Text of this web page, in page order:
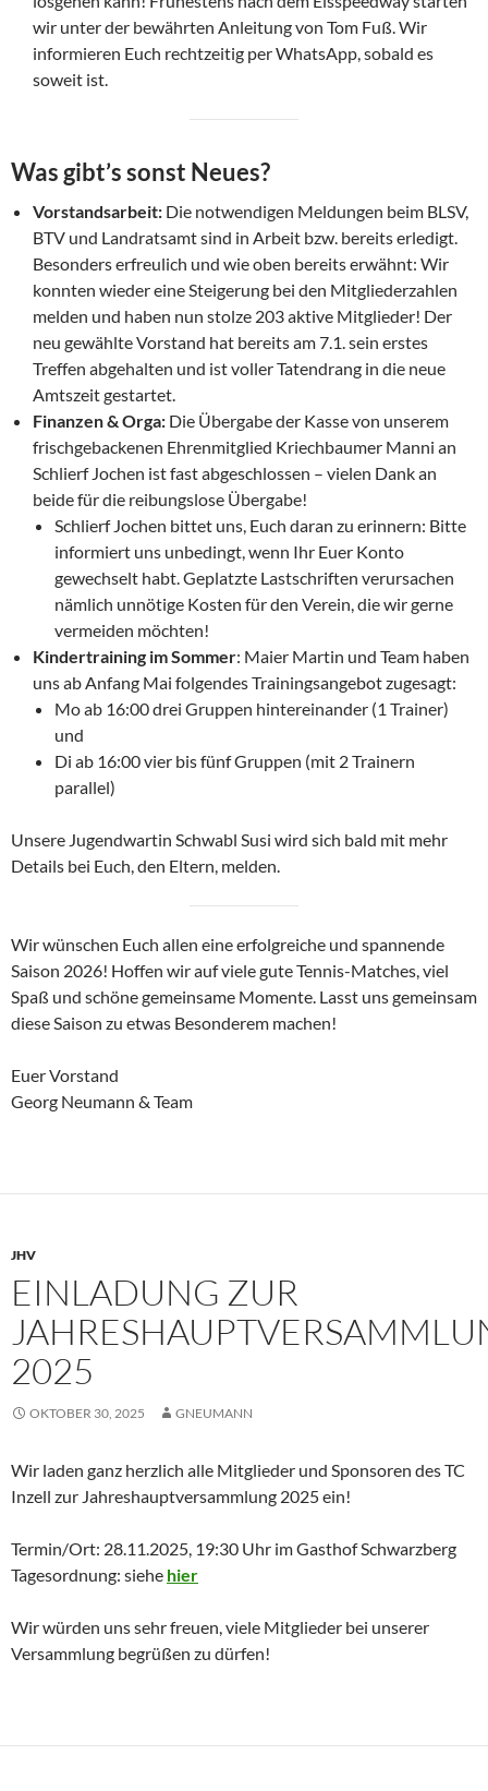
wir unter der bewährten Anleitung von Tom Fuß. Wir
informieren Euch rechtzeitig per WhatsApp, sobald es
soweit ist.
Was gibt’s sonst Neues?
Vorstandsarbeit: Die notwendigen Meldungen beim BLSV,
BTV und Landratsamt sind in Arbeit bzw. bereits erledigt.
Besonders erfreulich und wie oben bereits erwähnt: Wir
konnten wieder eine Steigerung bei den Mitgliederzahlen
melden und haben nun stolze 203 aktive Mitglieder! Der
neu gewählte Vorstand hat bereits am 7.1. sein erstes
Treffen abgehalten und ist voller Tatendrang in die neue
Amtszeit gestartet.
Finanzen & Orga: Die Übergabe der Kasse von unserem
frischgebackenen Ehrenmitglied Kriechbaumer Manni an
Schlierf Jochen ist fast abgeschlossen – vielen Dank an
beide für die reibungslose Übergabe!
Schlierf Jochen bittet uns, Euch daran zu erinnern: Bitte
informiert uns unbedingt, wenn Ihr Euer Konto
gewechselt habt. Geplatzte Lastschriften verursachen
nämlich unnötige Kosten für den Verein, die wir gerne
vermeiden möchten!
Kindertraining im Sommer: Maier Martin und Team haben
uns ab Anfang Mai folgendes Trainingsangebot zugesagt:
Mo ab 16:00 drei Gruppen hintereinander (1 Trainer)
und
Di ab 16:00 vier bis fünf Gruppen (mit 2 Trainern
parallel)
Unsere Jugendwartin Schwabl Susi wird sich bald mit mehr
Details bei Euch, den Eltern, melden.
Wir wünschen Euch allen eine erfolgreiche und spannende
Saison 2026! Hoffen wir auf viele gute Tennis-Matches, viel
Spaß und schöne gemeinsame Momente. Lasst uns gemeinsam
diese Saison zu etwas Besonderem machen!
Euer Vorstand
Georg Neumann & Team
JHV
EINLADUNG ZUR
2025
OKTOBER 30, 2025 GNEUMANN
Wir laden ganz herzlich alle Mitglieder und Sponsoren des TC
Inzell zur Jahreshauptversammlung 2025 ein!
Termin/Ort: 28.11.2025, 19:30 Uhr im Gasthof Schwarzberg
Tagesordnung: siehe hier
Wir würden uns sehr freuen, viele Mitglieder bei unserer
Versammlung begrüßen zu dürfen!